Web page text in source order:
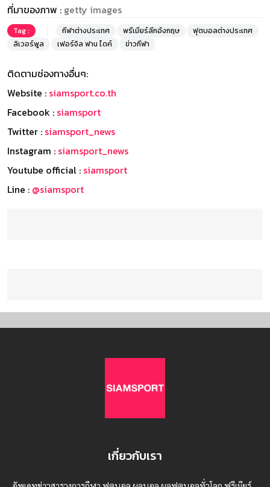
ที่มาของภาพ : getty images
Tag : กีฬาต่างประเทศ พรีเมียร์ลีกอังกฤษ
ฟุตบอลต่างประเทศ
ลิเวอร์พูล
เฟอร์จิล ฟาน ไดค์ ข่าวกีฬา
ติดตามช่องทางอื่นๆ:
Website : siamsport.co.th
Facebook : siamsport
Twitter : siamsport_news
Instagram : siamsport_news
Youtube official : siamsport
Line : @siamsport
เกี่ยวกับเรา